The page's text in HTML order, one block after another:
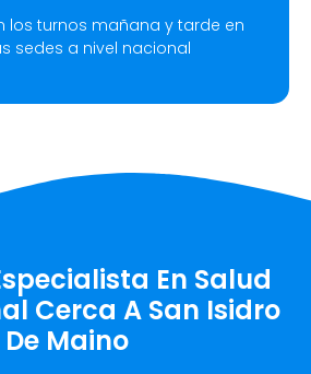
los turnos mañana y tarde en
sedes a nivel nacional
En Salud
Cerca A San Isidro
De Maino